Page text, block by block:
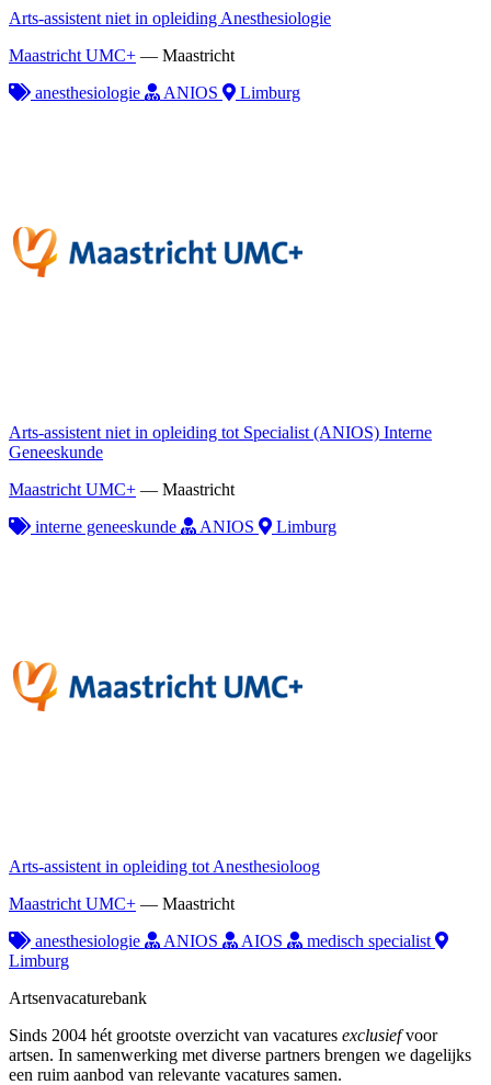
Arts-assistent niet in opleiding Anesthesiologie
Maastricht UMC+ — Maastricht
anesthesiologie
ANIOS Limburg
Arts-assistent niet in opleiding tot Specialist (ANIOS) Interne
Geneeskunde
Maastricht UMC+ — Maastricht
interne geneeskunde
ANIOS Limburg
Arts-assistent in opleiding tot Anesthesioloog
Maastricht UMC+ — Maastricht
anesthesiologie
ANIOS AIOS
medisch specialist
Limburg
Artsenvacaturebank
Sinds 2004 hét grootste overzicht van vacatures exclusiefvoor
artsen. In samenwerking met diverse partners brengen we dagelijks
een ruim aanbod van relevante vacatures samen.